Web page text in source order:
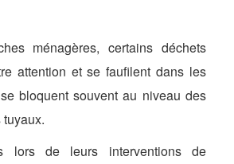
ménagères, certains déchets
attention et se faufilent dans les
bloquent souvent au niveau des
lors de leurs interventions de